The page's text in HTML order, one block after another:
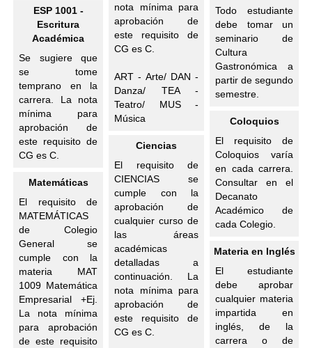
ESP 1001 -
Escritura
Académica
Se sugiere que
se tome
temprano en la
carrera. La nota
mínima para
aprobación de
este requisito de
CG es C.
Matemáticas
El requisito de
MATEMÁTICAS
de Colegio
General se
cumple con la
materia MAT
1009 Matemática
Empresarial +Ej.
La nota mínima
para aprobación
de este requisito
nota mínima para
aprobación de
este requisito de
CG es C.
ART - Arte/ DAN -
Danza/ TEA -
Teatro/ MUS -
Música
Ciencias
El requisito de
CIENCIAS se
cumple con la
aprobación de
cualquier curso de
las áreas
académicas
detalladas a
continuación. La
nota mínima para
aprobación de
este requisito de
CG es C.
Todo estudiante
debe tomar un
seminario de
Cultura
Gastronómica a
partir de segundo
semestre.
Coloquios
El requisito de
Coloquios varía
en cada carrera.
Consultar en el
Decanato
Académico de
cada Colegio.
Materia en Inglés
El estudiante
debe aprobar
cualquier materia
impartida en
inglés, de la
carrera o de